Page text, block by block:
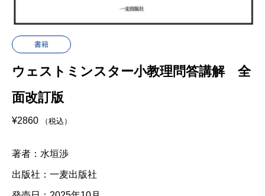
書籍
ウェストミンスター小教理問答講解 全
面改訂版
¥2860 （税込）
著者：水垣渉
出版社：一麦出版社